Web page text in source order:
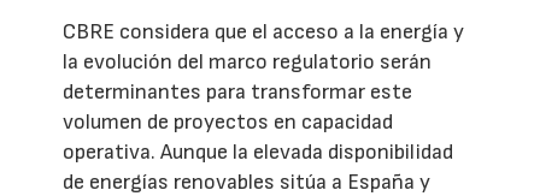
CBRE considera que el acceso a la energía y
la evolución del marco regulatorio serán
determinantes para transformar este
volumen de proyectos en capacidad
operativa. Aunque la elevada disponibilidad
de energías renovables sitúa a España y